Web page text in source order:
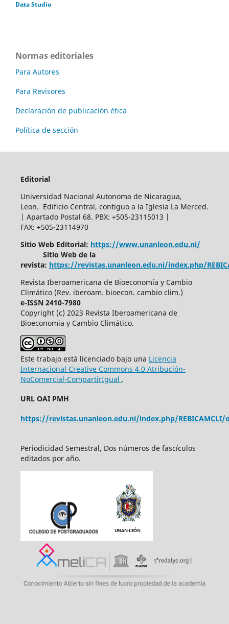
Data Studio
Normas editoriales
Para Autores
Para Revisores
Declaración de publicación ética
Política de sección
Editorial
Universidad Nacional Autonoma de Nicaragua,
Leon. Edificio Central, contiguo a la Iglesia La Merced.
| Apartado Postal 68. PBX: +505-23115013 |
FAX: +505-23114970
Sitio Web Editorial: https://www.unanleon.edu.ni/
Sitio Web de la
revista: https://revistas.unanleon.edu.ni/index.php/
Revista Iberoamericana de Bioeconomía y Cambio
Climático (Rev. iberoam. bioecon. cambio clim.)
e-ISSN 2410-7980
Copyright (c) 2023 Revista Iberoamericana de
Bioeconomia y Cambio Climático.
Este trabajo está licenciado bajo una Licencia
Internacional Creative Commons 4.0 Atribución-
NoComercial-CompartirIgual .
URL OAI PMH
https://revistas.unanleon.edu.ni/index.php/REBICAMCLI/
Periodicidad Semestral, Dos números de fascículos
editados por año.